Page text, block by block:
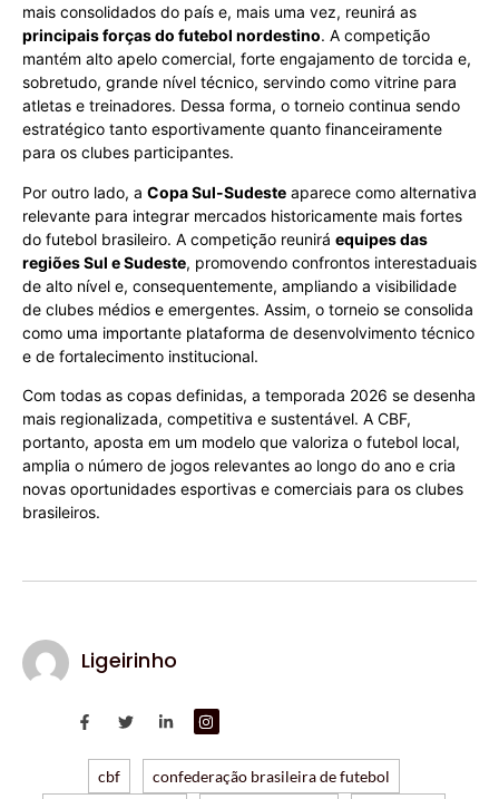
mais consolidados do país e, mais uma vez, reunirá as
principais forças do futebol nordestino. A competição
mantém alto apelo comercial, forte engajamento de torcida e,
sobretudo, grande nível técnico, servindo como vitrine para
atletas e treinadores. Dessa forma, o torneio continua sendo
estratégico tanto esportivamente quanto financeiramente
para os clubes participantes.
Por outro lado, a Copa Sul-Sudeste aparece como alternativa
relevante para integrar mercados historicamente mais fortes
do futebol brasileiro. A competição reunirá equipes das
regiões Sul e Sudeste, promovendo confrontos interestaduais
de alto nível e, consequentemente, ampliando a visibilidade
de clubes médios e emergentes. Assim, o torneio se consolida
como uma importante plataforma de desenvolvimento técnico
e de fortalecimento institucional.
Com todas as copas definidas, a temporada 2026 se desenha
mais regionalizada, competitiva e sustentável. A CBF,
portanto, aposta em um modelo que valoriza o futebol local,
amplia o número de jogos relevantes ao longo do ano e cria
novas oportunidades esportivas e comerciais para os clubes
brasileiros.
Ligeirinho
cbf
confederação brasileira de futebol